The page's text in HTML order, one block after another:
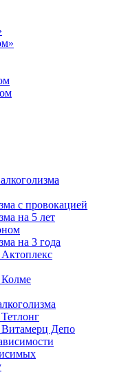
с провокацией
на 5 лет
на 3 года
Колме
Витамерц Депо